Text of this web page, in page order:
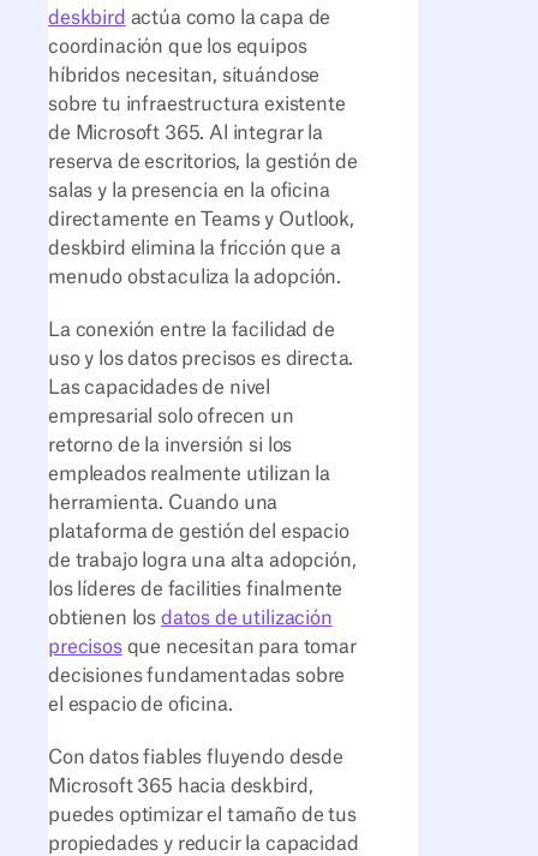
deskbird actúa como la capa de
coordinación que los equipos
híbridos necesitan, situándose
sobre tu infraestructura existente
de Microsoft 365. Al integrar la
reserva de escritorios, la gestión de
salas y la presencia en la oficina
directamente en Teams y Outlook,
deskbird elimina la fricción que a
menudo obstaculiza la adopción.
La conexión entre la facilidad de
uso y los datos precisos es directa.
Las capacidades de nivel
empresarial solo ofrecen un
retorno de la inversión si los
empleados realmente utilizan la
herramienta. Cuando una
plataforma de gestión del espacio
de trabajo logra una alta adopción,
los líderes de facilities finalmente
obtienen los datos de utilización
precisosque necesitan para tomar
decisiones fundamentadas sobre
el espacio de oficina.
Con datos fiables fluyendo desde
Microsoft 365 hacia deskbird,
puedes optimizar el tamaño de tus
propiedades y reducir la capacidad